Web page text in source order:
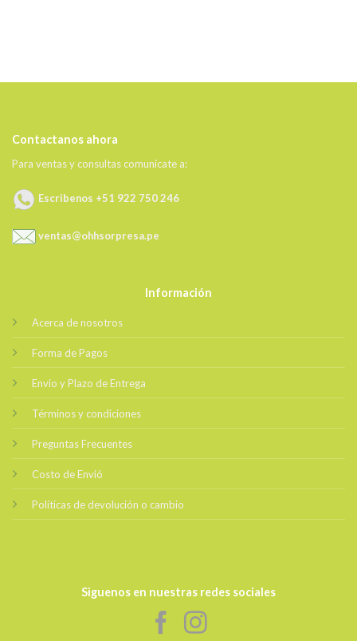
Contactanos ahora
Para ventas y consultas comunícate a:
Escribenos +51 922 750 246
ventas@ohhsorpresa.pe
Información
Acerca de nosotros
Forma de Pagos
Envio y Plazo de Entrega
Términos y condiciones
Preguntas Frecuentes
Costo de Envió
Políticas de devolución o cambio
Siguenos en nuestras redes sociales